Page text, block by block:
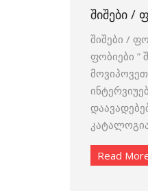
ᲨᲘᲨᲔᲑᲘ /
შიშები /
ფობიები ”
Read